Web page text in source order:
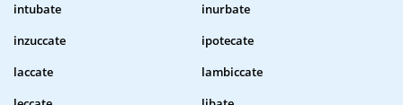
intubate
inurbate
inzuccate
ipotecate
laccate
lambiccate